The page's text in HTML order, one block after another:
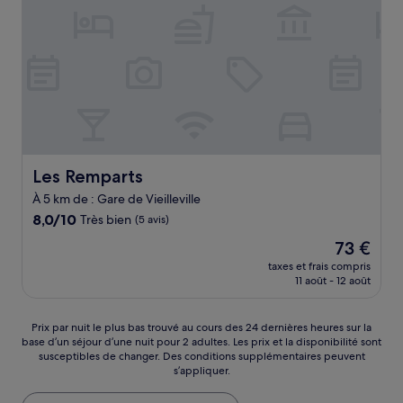
Les Remparts
Les Remparts
À 5 km de : Gare de Vieilleville
8.0
8,0/10 Très bien (5 avis)
Le
nouveau
prix
73 €
73 €
taxes et frais compris
11 août - 12 août
Prix
par
nuit
plus
Prix par nuit le plus bas trouvé au cours des 24 dernières heures sur la
base d’un séjour d’une nuit pour 2 adultes. Les prix et la disponibilité sont
susceptibles de changer. Des conditions supplémentaires peuvent
s’appliquer.